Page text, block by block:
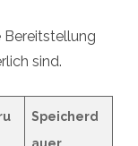
Bereitstellung
sind.
Speicherd
auer